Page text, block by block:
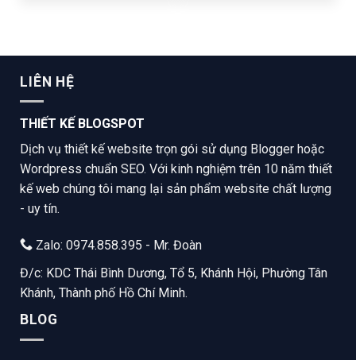
LIÊN HỆ
THIẾT KẾ BLOGSPOT
Dịch vụ thiết kế website trọn gói sử dụng Blogger hoặc
Wordpress chuẩn SEO. Với kinh nghiệm trên 10 năm thiết
kế web chúng tôi mang lại sản phẩm website chất lượng
- uy tín.
Zalo: 0974.858.395 - Mr. Đoàn
Đ/c: KDC Thái Bình Dương, Tổ 5, Khánh Hội, Phường Tân
Khánh, Thành phố Hồ Chí Minh.
BLOG